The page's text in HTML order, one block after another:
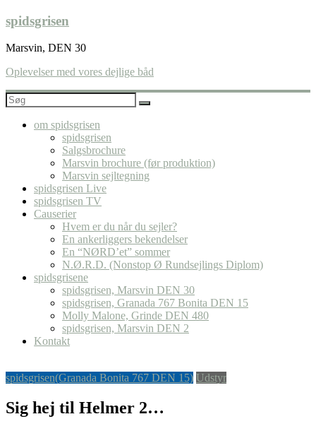
Skip
to
content
spidsgrisen
Marsvin, DEN 30
Oplevelser med vores dejlige båd
om spidsgrisen
spidsgrisen
Salgsbrochure
Marsvin brochure (før produktion)
Marsvin sejltegning
spidsgrisen Live
spidsgrisen TV
Causerier
Hvem er du når du sejler?
En ankerliggers bekendelser
En “NØRD’et” sommer
N.Ø.R.D. (Nonstop Ø Rundsejlings Diplom)
spidsgrisene
spidsgrisen, Marsvin DEN 30
spidsgrisen, Granada 767 Bonita DEN 15
Molly Malone, Grinde DEN 480
spidsgrisen, Marsvin DEN 2
Kontakt
spidsgrisen(Granada Bonita 767 DEN 15) Udstyr
Sig hej til Helmer 2…